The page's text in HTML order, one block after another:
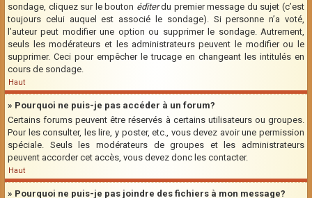
sondage, cliquez sur le bouton éditerdu premier message du sujet (c’est
toujours celui auquel est associé le sondage). Si personne n’a voté,
l’auteur peut modifier une option ou supprimer le sondage. Autrement,
seuls les modérateurs et les administrateurs peuvent le modifier ou le
supprimer. Ceci pour empêcher le trucage en changeant les intitulés en
cours de sondage.
Haut
» Pourquoi ne puis-je pas accéder à un forum?
Certains forums peuvent être réservés à certains utilisateurs ou groupes.
Pour les consulter, les lire, y poster, etc., vous devez avoir une permission
spéciale. Seuls les modérateurs de groupes et les administrateurs
peuvent accorder cet accès, vous devez donc les contacter.
Haut
» Pourquoi ne puis-je pas joindre des fichiers à mon message?